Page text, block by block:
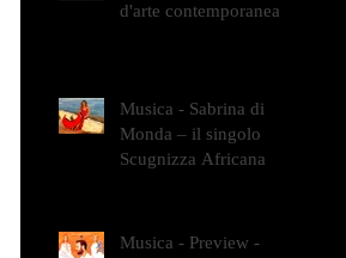
d'arte contemporanea
Musica - Sabrina di
Monda – il singolo
Scugnizza Africana
Musica - Preview -